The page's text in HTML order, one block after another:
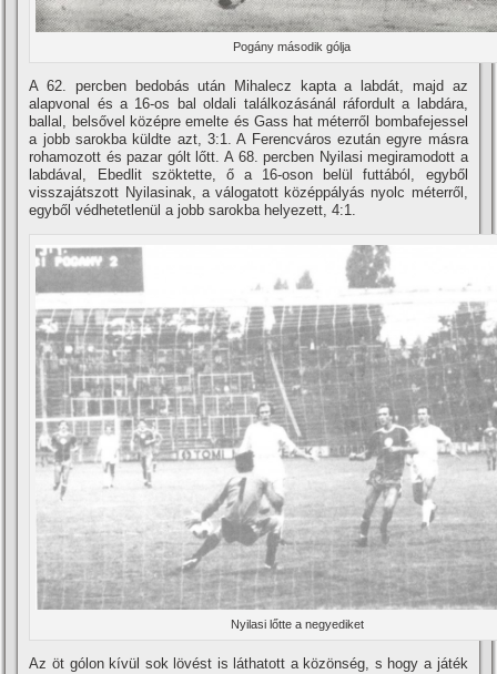
Pogány második gólja
A 62. percben bedobás után Mihalecz kapta a labdát, majd az
alapvonal és a 16-os bal oldali találkozásánál ráfordult a labdára,
ballal, belsővel középre emelte és Gass hat méterről bombafejessel
a jobb sarokba küldte azt, 3:1. A Ferencváros ezután egyre másra
rohamozott és pazar gólt lőtt. A 68. percben Nyilasi megiramodott a
labdával, Ebedlit szöktette, ő a 16-oson belül futtából, egyből
visszajátszott Nyilasinak, a válogatott középpályás nyolc méterről,
egyből védhetetlenül a jobb sarokba helyezett, 4:1.
Nyilasi lőtte a negyediket
Az öt gólon kí­vül sok lövést is láthatott a közönség, s hogy a játék